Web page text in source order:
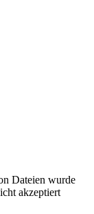
Dateien wurde
akzeptiert